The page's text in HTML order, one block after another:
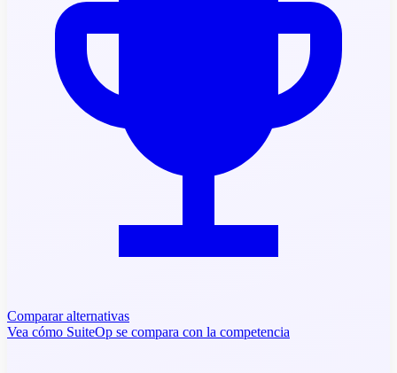
Comparar alternativas
Vea cómo SuiteOp se compara con la competencia